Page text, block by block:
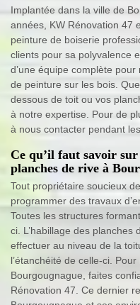
Implantée dans la ville de
années, KW Rénovation 47
peinture de boiserie
clients pour sa polyvalence
d’une équipe complète
de peinture sur les bois.
dessous de toit ou vos
à notre expertise. Pour de
à nous contacter pendant
Ce qu’il faut savoir
planches de rive à
Tout propriétaire soucieux
programmer des travaux
Toutes les structures
ci. L’habillage des planches
effectuer au niveau de la
l’étanchéité de celle-ci.
Bourgougnague, faites
Rénovation 47. Ce dernier